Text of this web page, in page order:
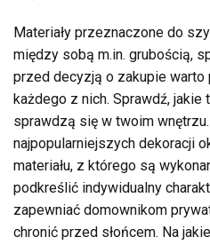
Materiały przeznaczone do
między sobą m.in. grubością,
przed decyzją o zakupie
każdego z nich. Sprawdź, jakie
sprawdzą się w twoim
najpopularniejszych dekoracji
materiału, z którego są
podkreślić indywidualny
zapewniać domownikom
chronić przed słońcem. Na